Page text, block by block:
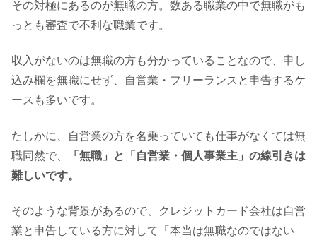
その対極にあるのが無職の方。数ある職業の中で無職がも
っとも審査で不利な職業です。
収入がないのは無職の方も分かっていることなので、申し
込み欄を無職にせず、自営業・フリーランスと申告するケ
ースも多いです。
たしかに、自営業の方を名乗っていても仕事がなくては無
職同然で、
「無職」と「自営業・個人事業主」の線引きは
難しいです。
そのような背景があるので、クレジットカード会社は自営
業と申告している方に対して「本当は無職なのではない